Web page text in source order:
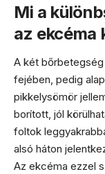
Mi a
az ekcéma
A két
fejében, pedig
pikkelysömör
borított, jól
foltok
alsó háton
Az ekcéma ezzel